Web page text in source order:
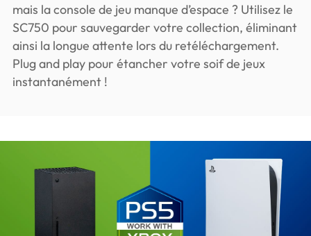
mais la console de jeu manque d’espace ? Utilisez le
SC750 pour sauvegarder votre collection, éliminant
ainsi la longue attente lors du retéléchargement.
Plug and play pour étancher votre soif de jeux
instantanément !